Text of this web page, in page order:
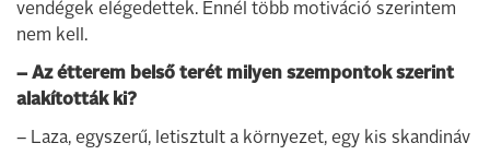
vendégek elégedettek. Ennél több motiváció szerintem
nem kell.
– Az étterem belső terét milyen szempontok szerint
alakították ki?
– Laza, egyszerű, letisztult a környezet, egy kis skandináv